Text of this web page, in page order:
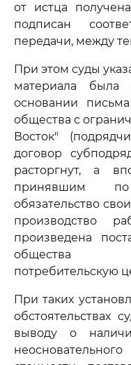
от истца
подписан
передачи, между
При этом суды
материала была
основании
общества с
Восток"
договор
расторгнут, а
принявшим
обязательство
производство
произведена
общества
потребительскую
При таких
обстоятельствах
выводу о